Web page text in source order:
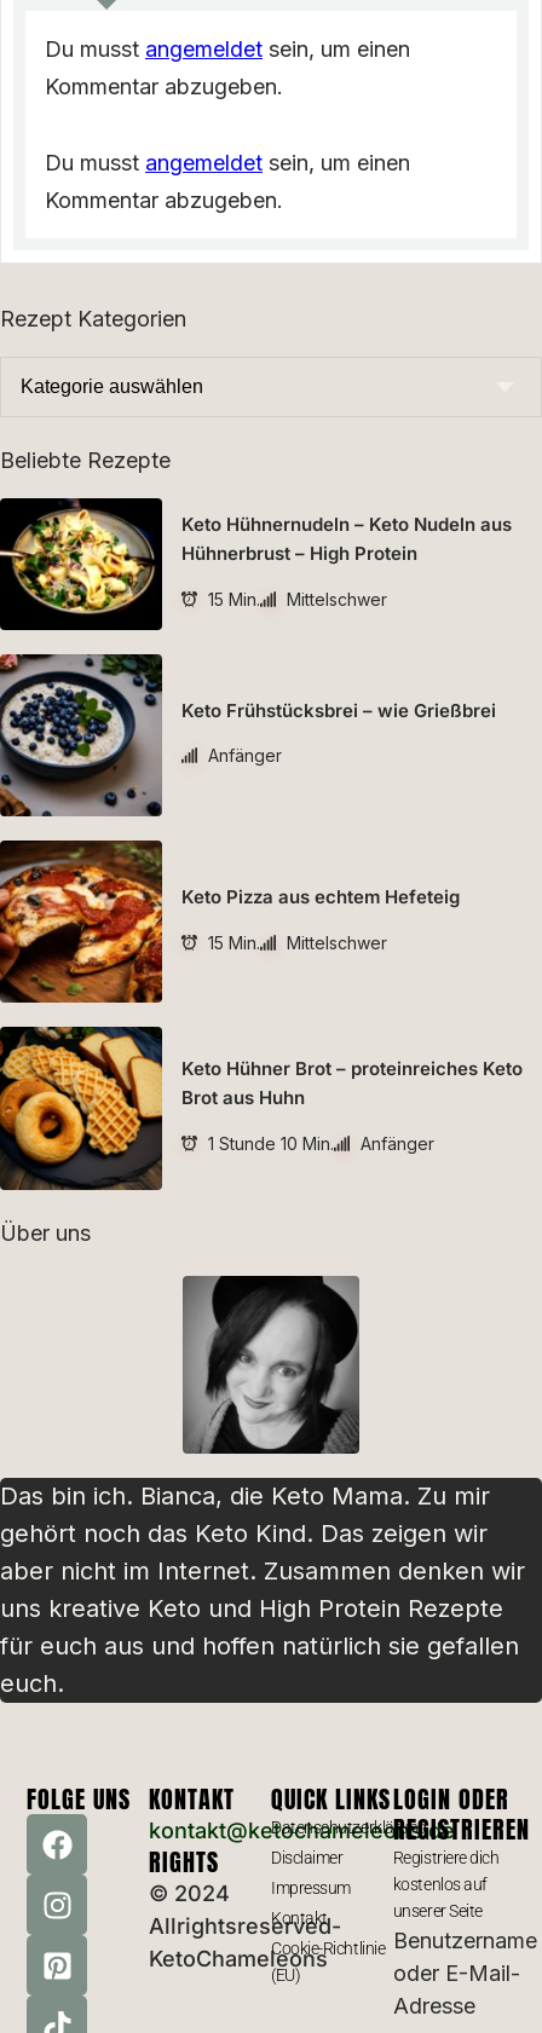
Du musst angemeldet sein, um einen
Kommentar abzugeben.
Du musst angemeldet sein, um einen
Kommentar abzugeben.
Rezept Kategorien
Beliebte Rezepte
Keto Hühnernudeln – Keto Nudeln aus
Hühnerbrust – High Protein
15 Min. Mittelschwer
Keto Frühstücksbrei – wie Grießbrei
Anfänger
Keto Pizza aus echtem Hefeteig
15 Min. Mittelschwer
Keto Hühner Brot – proteinreiches Keto
Brot aus Huhn
1 Stunde 10 Min. Anfänger
Über uns
Das bin ich. Bianca, die Keto Mama. Zu mir
gehört noch das Keto Kind. Das zeigen wir
aber nicht im Internet. Zusammen denken wir
uns kreative Keto und High Protein Rezepte
für euch aus und hoffen natürlich sie gefallen
euch.
FOLGE UNS KONTAKT
kontakt@ketochameleons.de
RIGHTS
© 2024
Allrightsreserved-
KetoChameleons
QUICK LINKS
Datenschutzerklärung
Disclaimer
Impressum
Kontakt
Cookie-Richtlinie
(EU)
LOGIN ODER
REGISTRIEREN
Registriere dich
kostenlos auf
unserer Seite
Benutzername
oder E-Mail-
Adresse